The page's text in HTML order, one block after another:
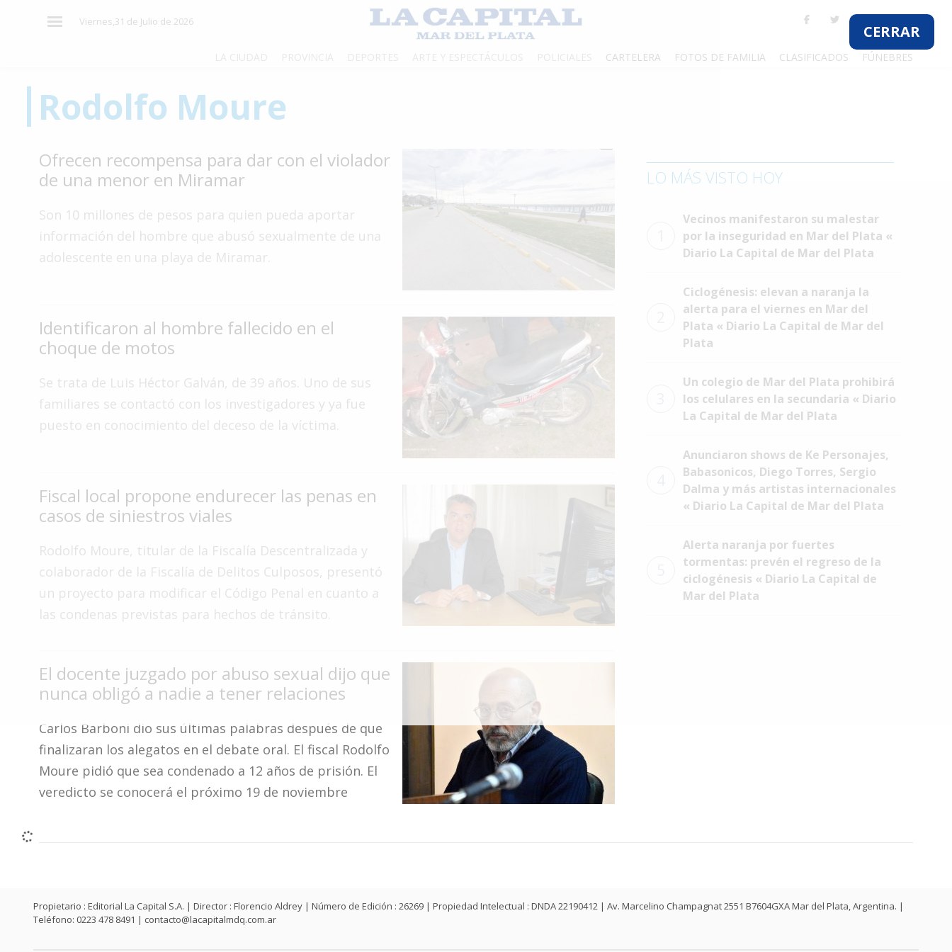
CERRAR
Viernes,31 de Julio de 2026
CARTELERA FOTOS DE FAMILIA CLASIFICADOS FÚNEBRES
País
Mundo
Cultura
Tecnología
Interés
General
Deportes
Policiales
Fotos
Familia
Clasificados
Rodolfo Moure
Ofrecen recompensa para dar con el violador
de una menor en Miramar
Son 10 millones de pesos para quien pueda aportar
información del hombre que abusó sexualmente de una
adolescente en una playa de Miramar.
Identificaron al hombre fallecido en el
choque de motos
Se trata de Luis Héctor Galván, de 39 años. Uno de sus
familiares se contactó con los investigadores y ya fue
puesto en conocimiento del deceso de la víctima.
Fiscal local propone endurecer las penas en
casos de siniestros viales
Rodolfo Moure, titular de la Fiscalía Descentralizada y
colaborador de la Fiscalía de Delitos Culposos, presentó
un proyecto para modificar el Código Penal en cuanto a
las condenas previstas para hechos de tránsito.
El docente juzgado por abuso sexual dijo que
nunca obligó a nadie a tener relaciones
Carlos Barboni dio sus últimas palabras después de que
finalizaran los alegatos en el debate oral. El fiscal Rodolfo
Moure pidió que sea condenado a 12 años de prisión. El
veredicto se conocerá el próximo 19 de noviembre
LO MÁS VISTO HOY
Vecinos manifestaron su malestar
por la inseguridad en Mar del Plata «
Diario La Capital de Mar del Plata
Ciclogénesis: elevan a naranja la
alerta para el viernes en Mar del
Plata « Diario La Capital de Mar del
Plata
Un colegio de Mar del Plata prohibirá
los celulares en la secundaria « Diario
La Capital de Mar del Plata
Anunciaron shows de Ke Personajes,
Babasonicos, Diego Torres, Sergio
Dalma y más artistas internacionales
« Diario La Capital de Mar del Plata
Alerta naranja por fuertes
tormentas: prevén el regreso de la
ciclogénesis « Diario La Capital de
Mar del Plata
Propietario : Editorial La Capital S.A. | Director : Florencio Aldrey | Número de Edición : 26269 | Propiedad Intelectual : DNDA 22190412 | Av. Marcelino Champagnat 2551 B7604GXA Mar del Plata, Argentina. |
Teléfono: 0223 478 8491 | contacto@lacapitalmdq.com.ar